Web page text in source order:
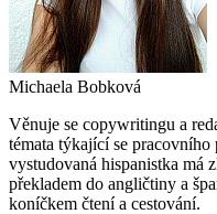
Michaela Bobková
Věnuje se copywritingu a
témata týkající se pracovního
vystudovaná hispanistka má
překladem do angličtiny a
koníčkem čtení a cestování.